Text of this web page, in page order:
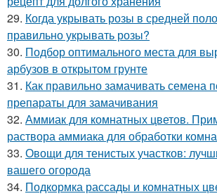
29. Когда укрывать розы в средней
правильно укрывать розы?
30. Подбор оптимального места для
арбузов в открытом грунте
31. Как правильно замачивать семена
препараты для замачивания
32. Аммиак для комнатных цветов.
раствора аммиака для обработки
33. Овощи для тенистых участков:
вашего огорода
34. Подкормка рассады и комнатных